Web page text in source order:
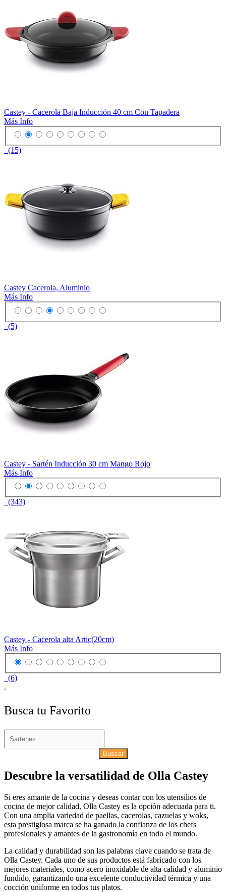
Castey - Cacerola Baja Inducción 40 cm Con Tapadera
Más Info
(15)
Castey Cacerola, Aluminio
Más Info
(5)
Castey - Sartén Inducción 30 cm Mango Rojo
Más Info
(343)
Castey - Cacerola alta Artic(20cm)
Más Info
(6)
.
Busca tu Favorito
Buscar
Descubre la versatilidad de Olla Castey
Si eres amante de la cocina y deseas contar con los utensilios de
cocina de mejor calidad, Olla Castey es la opción adecuada para ti.
Con una amplia variedad de paellas, cacerolas, cazuelas y woks,
esta prestigiosa marca se ha ganado la confianza de los chefs
profesionales y amantes de la gastronomía en todo el mundo.
La calidad y durabilidad son las palabras clave cuando se trata de
Olla Castey. Cada uno de sus productos está fabricado con los
mejores materiales, como acero inoxidable de alta calidad y aluminio
fundido, garantizando una excelente conductividad térmica y una
cocción uniforme en todos tus platos.